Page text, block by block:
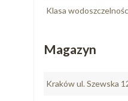
Klasa
Magazyn
Kraków ul. Szewska